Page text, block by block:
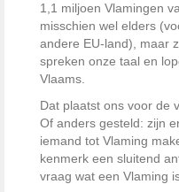
1,1 miljoen Vlamingen
misschien wel elders
andere EU-land), maar
spreken onze taal en
Vlaams.
Dat plaatst ons voor de
Of anders gesteld: zijn
iemand tot Vlaming
kenmerk een sluitend
vraag wat een Vlaming